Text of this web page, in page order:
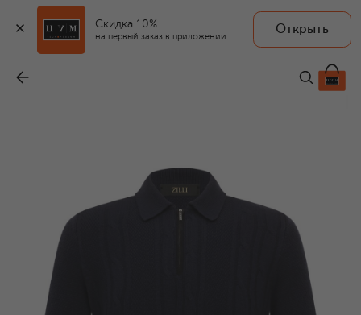
Скидка 10%
на первый заказ в приложении
Открыть
88 550 ₽